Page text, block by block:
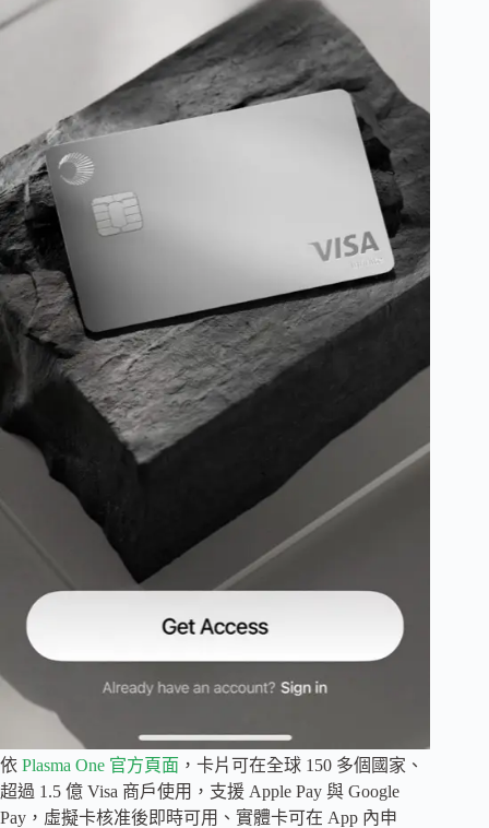
依 Plasma One 官方頁面 ，卡片可在全球 150 多個國家、
超過 1.5 億 Visa 商戶使用，支援 Apple Pay 與 Google
Pay，虛擬卡核准後即時可用、實體卡可在 App 內申